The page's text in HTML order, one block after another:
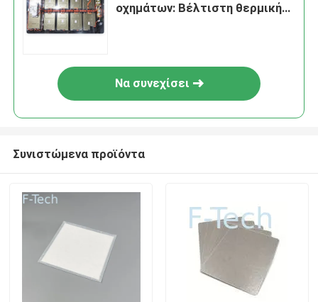
οχημάτων: Βέλτιστη θερμική
Να συνεχίσει
Συνιστώμενα προϊόντα